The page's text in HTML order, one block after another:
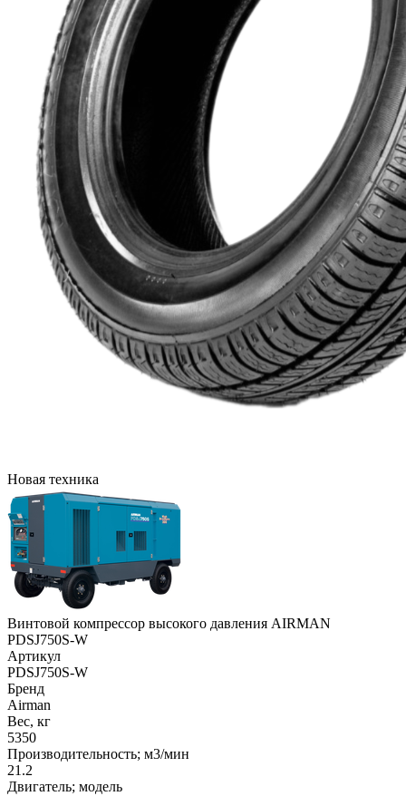
Новая техника
Винтовой компрессор высокого давления AIRMAN
PDSJ750S-W
Артикул
PDSJ750S-W
Бренд
Airman
Вес, кг
5350
Производительность; м3/мин
21.2
Двигатель; модель